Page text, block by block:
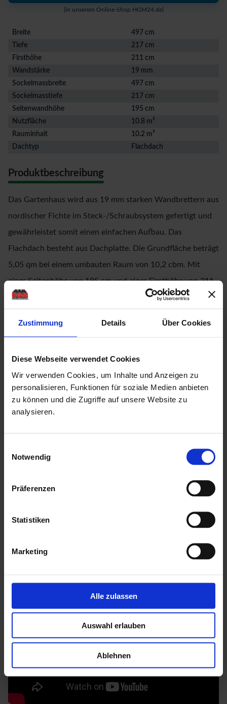
Zustimmung Details Über Cookies
Diese Webseite verwendet Cookies
Wir verwenden Cookies, um Inhalte und Anzeigen zu
personalisieren, Funktionen für soziale Medien anbieten
zu können und die Zugriffe auf unsere Website zu
analysieren.
Notwendig
Präferenzen
Statistiken
Marketing
Alle zulassen
Auswahl erlauben
Ablehnen
(in unserem Online-Shop HGM24.de)
Breite
497 cm
Tiefe
217 cm
Firsthöhe
211 cm
Wandstärke
19 mm
Sockelmassbreite
497 cm
Sockelmasstiefe
217 cm
Seitenwandhöhe
195 cm
Nutzfläche
10.8 m²
Rauminhalt
10.2 m³
Dachtyp
Flachdach
Produktbeschreibung
Das Gartenhaus wird aus 19 mm starken Wandbrettern aus
nordischer Fichte im Steck-/Schraubsystem gefertigt und
gewährleistet somit einen einfachen Aufbau. Das
Flachdach besteht aus Dachplatte. Die Grundfläche beträgt
5,05 qm bei einem umbauten Raum von 10,2 cbm. Mit
einer Seitenhöhe von 195 cm und einer Firsthöhe von 211
cm bietet das Gerätehaus optimale Raumnutzung. Das
x 213 cm. Bodenbalken sorgen für den Schutz von unten
Kesseldruckimprägnierung der Bodenbalken sind diese vor
Witterungseinflüssen und holzzersetzenden Pilzen bereits
geschützt. Die praktische und vormontierte Tür sorgt mit
ihren großzügigen Abmessungen und dem
unbefugtem Zugriff. Die Verglasung der Lichtausschnitte